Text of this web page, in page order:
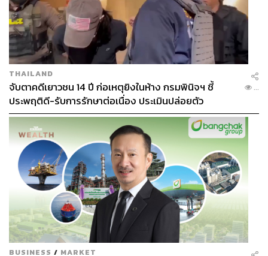
THAILAND
จับตาคดีเยาวชน 14 ปี ก่อเหตุยิงในห้าง กรมพินิจฯ ชี้
ประพฤติดี-รับการรักษาต่อเนื่อง ประเมินปล่อยตัว
...
BUSINESS / MARKET